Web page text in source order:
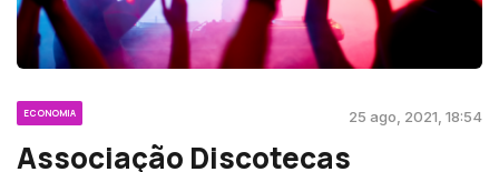
ECONOMIA 25 ago, 2021, 18:54
Associação Discotecas